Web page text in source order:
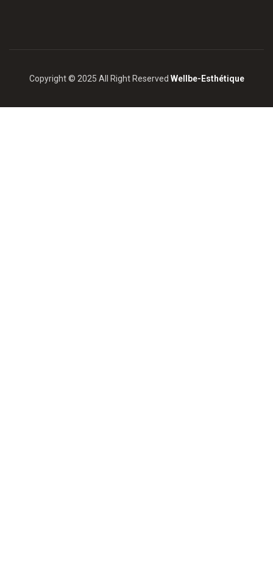
Copyright © 2025 All Right Reserved Wellbe-Esthétique